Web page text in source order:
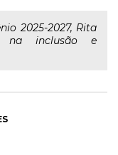
2025-2027, Rita
na inclusão e